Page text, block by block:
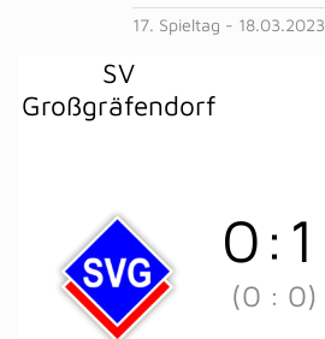
17. Spieltag - 18.03.2023
SV
Großgräfendorf
0 : 1
(0 : 0)